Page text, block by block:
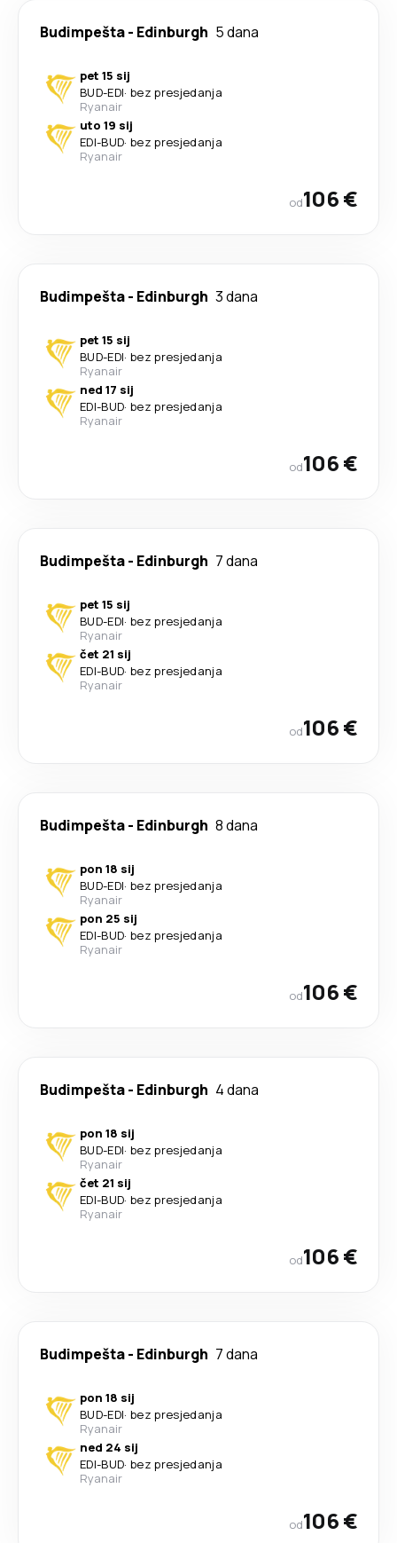
Budimpešta- Edinburgh 5 dana
pet 15 sij
BUD-EDI· bez presjedanja
Ryanair
uto 19 sij
EDI-BUD· bez presjedanja
Ryanair
od106 €
Budimpešta- Edinburgh 3 dana
pet 15 sij
BUD-EDI· bez presjedanja
Ryanair
ned 17 sij
EDI-BUD· bez presjedanja
Ryanair
od106 €
Budimpešta- Edinburgh 7 dana
pet 15 sij
BUD-EDI· bez presjedanja
Ryanair
čet 21 sij
EDI-BUD· bez presjedanja
Ryanair
od106 €
Budimpešta- Edinburgh 8 dana
pon 18 sij
BUD-EDI· bez presjedanja
Ryanair
pon 25 sij
EDI-BUD· bez presjedanja
Ryanair
od106 €
Budimpešta- Edinburgh 4 dana
pon 18 sij
BUD-EDI· bez presjedanja
Ryanair
čet 21 sij
EDI-BUD· bez presjedanja
Ryanair
od106 €
Budimpešta- Edinburgh 7 dana
pon 18 sij
BUD-EDI· bez presjedanja
Ryanair
ned 24 sij
EDI-BUD· bez presjedanja
Ryanair
od106 €